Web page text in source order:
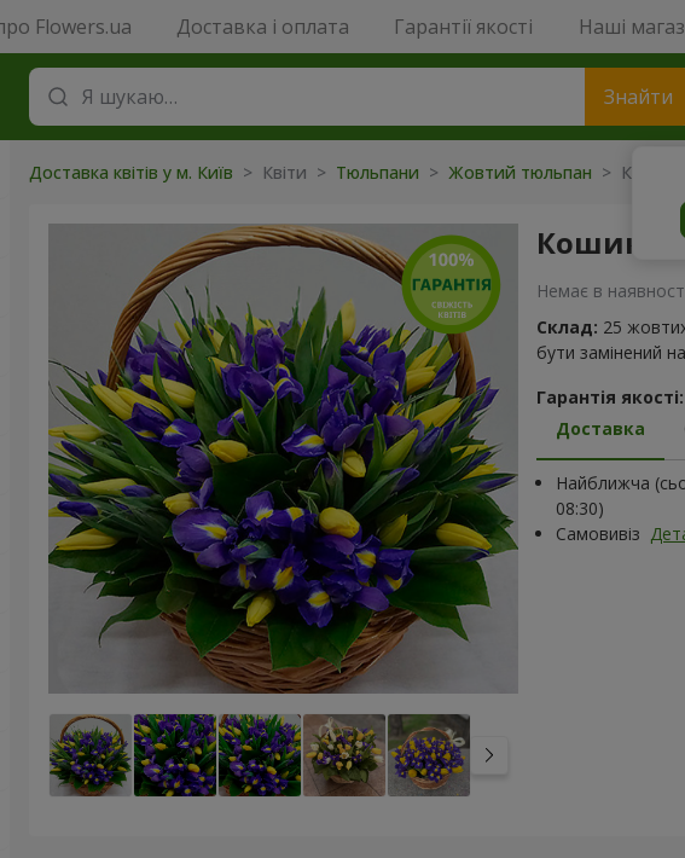
Flowers.ua Доставка і оплата Гарантії якості Наші
Знайти
Доставка квітів у м. Київ > Квіти > Тюльпани > Жовтий тюльпан > Кошик
Кошик
Немає в
Склад: 25
бути замінений
Гарантія якості:
Доставка
Найближча
08:30)
Самовивіз